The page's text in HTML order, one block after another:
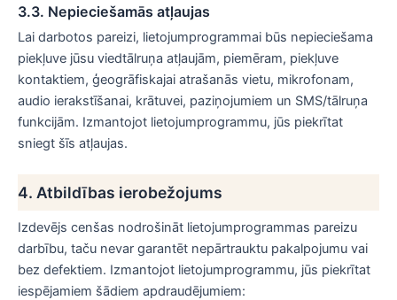
3.3. Nepieciešamās atļaujas
Lai darbotos pareizi, lietojumprogrammai būs nepieciešama
piekļuve jūsu viedtālruņa atļaujām, piemēram, piekļuve
kontaktiem, ģeogrāfiskajai atrašanās vietu, mikrofonam,
audio ierakstīšanai, krātuvei, paziņojumiem un SMS/tālruņa
funkcijām. Izmantojot lietojumprogrammu, jūs piekrītat
sniegt šīs atļaujas.
4. Atbildības ierobežojums
Izdevējs cenšas nodrošināt lietojumprogrammas pareizu
darbību, taču nevar garantēt nepārtrauktu pakalpojumu vai
bez defektiem. Izmantojot lietojumprogrammu, jūs piekrītat
iespējamiem šādiem apdraudējumiem: